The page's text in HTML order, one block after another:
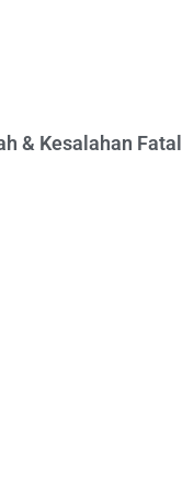
& Kesalahan Fatal